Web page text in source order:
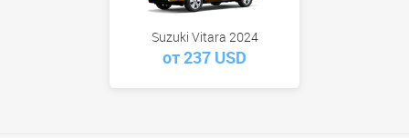
Suzuki Vitara 2024
от 237 USD